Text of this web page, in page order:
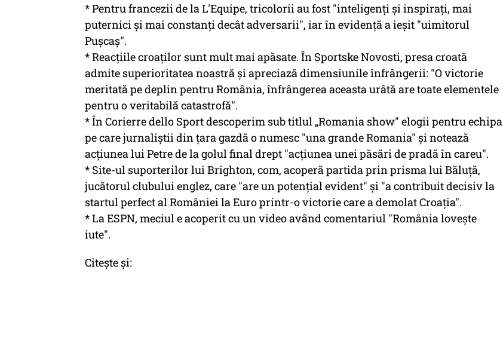
* Pentru francezii de la L'Equipe, tricolorii au fost "inteligenți și inspirați, mai
puternici și mai constanți decât adversarii", iar în evidență a ieșit "uimitorul
Pușcaș".
* Reacțiile croaților sunt mult mai apăsate. În Sportske Novosti, presa croată
admite superioritatea noastră și apreciază dimensiunile înfrângerii: "O victorie
meritată pe deplin pentru România, înfrângerea aceasta urâtă are toate elementele
pentru o veritabilă catastrofă".
* În Corierre dello Sport descoperim sub titlul „Romania show" elogii pentru echipa
pe care jurnaliștii din țara gazdă o numesc "una grande Romania" și notează
acțiunea lui Petre de la golul final drept "acțiunea unei păsări de pradă în careu".
* Site-ul suporterilor lui Brighton, com, acoperă partida prin prisma lui Băluță,
jucătorul clubului englez, care "are un potențial evident" și "a contribuit decisiv la
startul perfect al României la Euro printr-o victorie care a demolat Croația".
* La ESPN, meciul e acoperit cu un video având comentariul "România lovește
iute".
Citește și: